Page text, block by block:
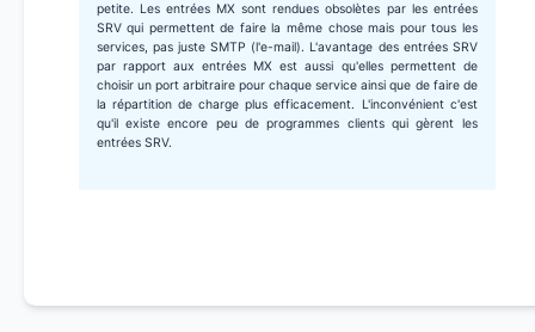
petite. Les entrées MX sont rendues obsolètes par les entrées
SRV qui permettent de faire la même chose mais pour tous les
services, pas juste SMTP (l'e-mail). L'avantage des entrées SRV
par rapport aux entrées MX est aussi qu'elles permettent de
choisir un port arbitraire pour chaque service ainsi que de faire de
la répartition de charge plus efficacement. L'inconvénient c'est
qu'il existe encore peu de programmes clients qui gèrent les
entrées SRV.